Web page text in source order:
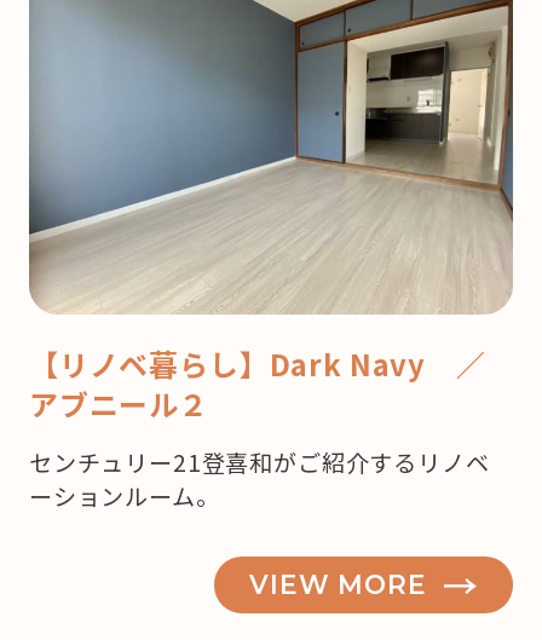
【リノベ暮らし】Dark Navy ／
アブニール２
センチュリー21登喜和がご紹介するリノベ
ーションルーム。
VIEW MORE